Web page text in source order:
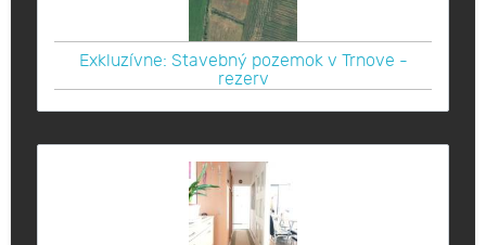
Exkluzívne: Stavebný pozemok v Trnove -
rezerv